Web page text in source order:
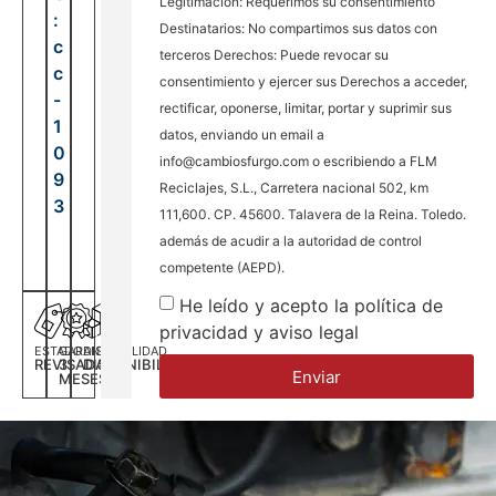
ESTADO
REVISADA
GARANTÍA
3
MESES
DISPONILIDAD
DISPONIBILIDAD
:
c
c
-
1
0
9
3
Destinatarios: No compartimos sus datos con
terceros Derechos: Puede revocar su
consentimiento y ejercer sus Derechos a acceder,
rectificar, oponerse, limitar, portar y suprimir sus
datos, enviando un email a
info@cambiosfurgo.com o escribiendo a FLM
Reciclajes, S.L., Carretera nacional 502, km
111,600. CP. 45600. Talavera de la Reina. Toledo.
además de acudir a la autoridad de control
competente (AEPD).
He leído y acepto la política de
privacidad y aviso legal
Enviar